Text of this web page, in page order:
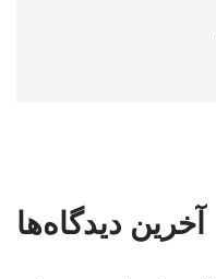
آخرین دیدگاه‌ها